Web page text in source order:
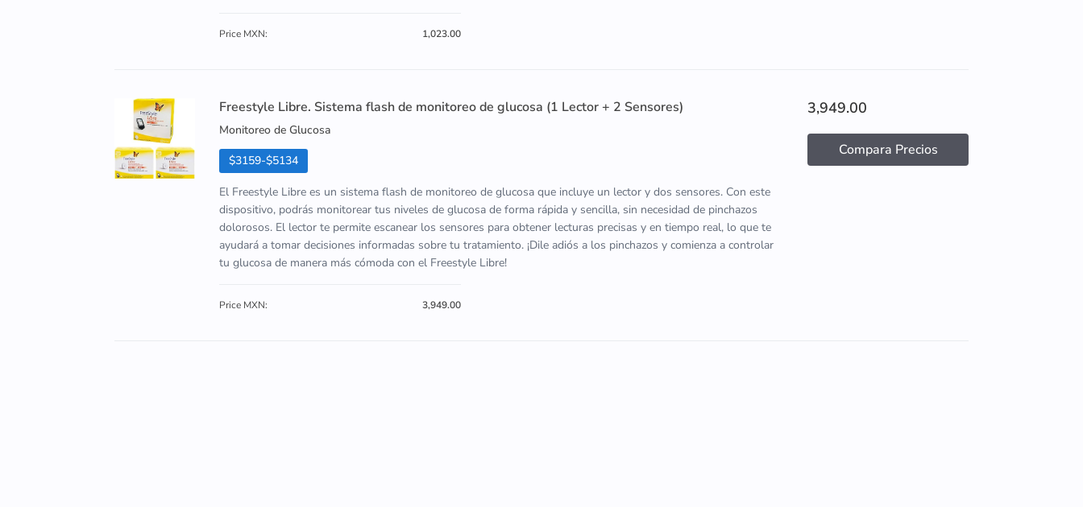
Price MXN: 1,023.00
Freestyle Libre. Sistema flash de monitoreo de glucosa (1 Lector + 2 Sensores)
Monitoreo de Glucosa
$3159-$5134
El Freestyle Libre es un sistema flash de monitoreo de glucosa que incluye un lector y dos sensores. Con este
dispositivo, podrás monitorear tus niveles de glucosa de forma rápida y sencilla, sin necesidad de pinchazos
dolorosos. El lector te permite escanear los sensores para obtener lecturas precisas y en tiempo real, lo que te
ayudará a tomar decisiones informadas sobre tu tratamiento. ¡Dile adiós a los pinchazos y comienza a controlar
tu glucosa de manera más cómoda con el Freestyle Libre!
Price MXN: 3,949.00
3,949.00
Compara Precios